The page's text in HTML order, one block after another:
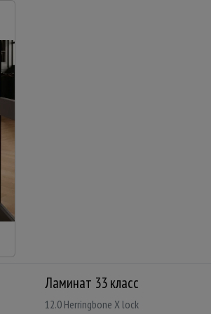
Ламинат 33 класс
12.0 Herringbone X lock